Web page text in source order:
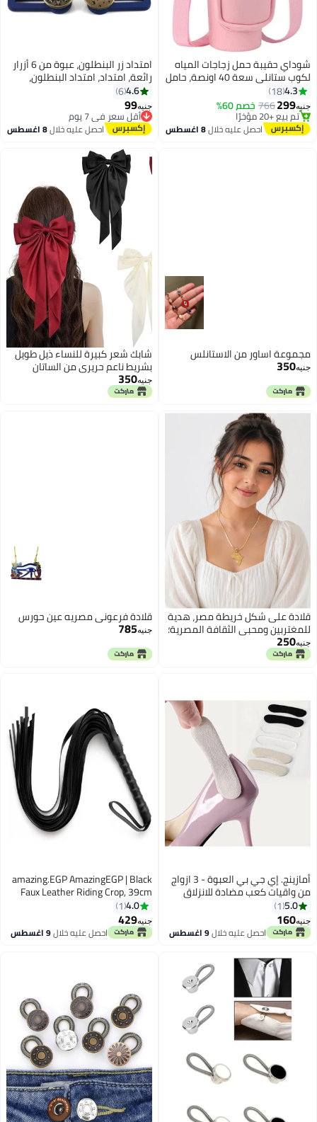
شوداي حقيبة حمل زجاجات المياه
لكوب ستانلي سعة 40 اونصة، حامل
زجاجة مع حزام كتف وجيب للهاتف
(وردي)
4.3
18
جنيه299
766 خصم 60%
#1 في أطقم اكسسوارات نسائية
توصيل مجاني
تم بيع +20 مؤخرًا
#1 في أطقم اكسسوارات نسائية احصل عليه خلال8 اغسطس
امتداد زر البنطلون، عبوة من 6 أزرار
رائعة، امتداد، امتداد البنطلون،
امتداد حزام الخصر للتنورة، الجينز،
البنطلون، 6 قطع
4.6
6
جنيه99
أقل سعر في 7 يوم
توصيل مجاني
أقل سعر في 7 يوم
احصل عليه خلال8 اغسطس
مجموعة اساور من الاستانلس
جنيه350
شابك شعر كبيرة للنساء ذيل طويل
بشريط ناعم حريري من الساتان
مشابك شعر اكسسوارات شعر
للنساء (3 الوان)
جنيه350
قلادة على شكل خريطة مصر، هدية
للمغتربين ومحبي الثقافة المصرية؛
مقاومة للصدأ.
جنيه250
قلادة فرعونى مصريه عين حورس
جنيه785
أمازينج. إي جي بي العبوة - 3 ازواج
من واقيات كعب مضادة للانزلاق
بلون سادة، واقيات كعب مضادة
للانزلاق، حشو للأحذية معزز لتوفير
الراحة، 3 ازواج-أ
5.0
1
جنيه160
احصل عليه خلال9 اغسطس
amazing.EGP AmazingEGP | Black
Faux Leather Riding Crop, 39cm
Length, PU Material with Plastic
Handle, Metallic Accents, Costume
Accessory for Halloween, Cosplay,
Theater
4.0
1
جنيه429
احصل عليه خلال9 اغسطس